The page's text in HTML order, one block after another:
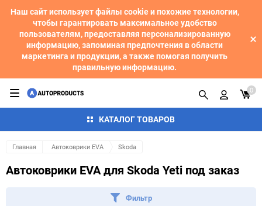
Наш сайт использует файлы cookie и похожие технологии,
чтобы гарантировать максимальное удобство
пользователям, предоставляя персонализированную
информацию, запоминая предпочтения в области
маркетинга и продукции, а также помогая получить
правильную информацию.
КАТАЛОГ ТОВАРОВ
0
Главная Автоковрики EVA Skoda
Автоковрики EVA для Skoda Yeti под заказ
Фильтр